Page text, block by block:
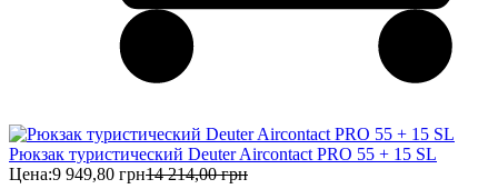
Рюкзак туристический Deuter Aircontact PRO 55 + 15 SL
Цена:9 949,80 грн14 214,00 грн